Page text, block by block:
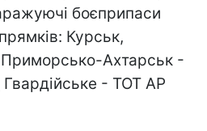
боєприпаси
Курськ,
Ахтарськ -
- ТОТ АР